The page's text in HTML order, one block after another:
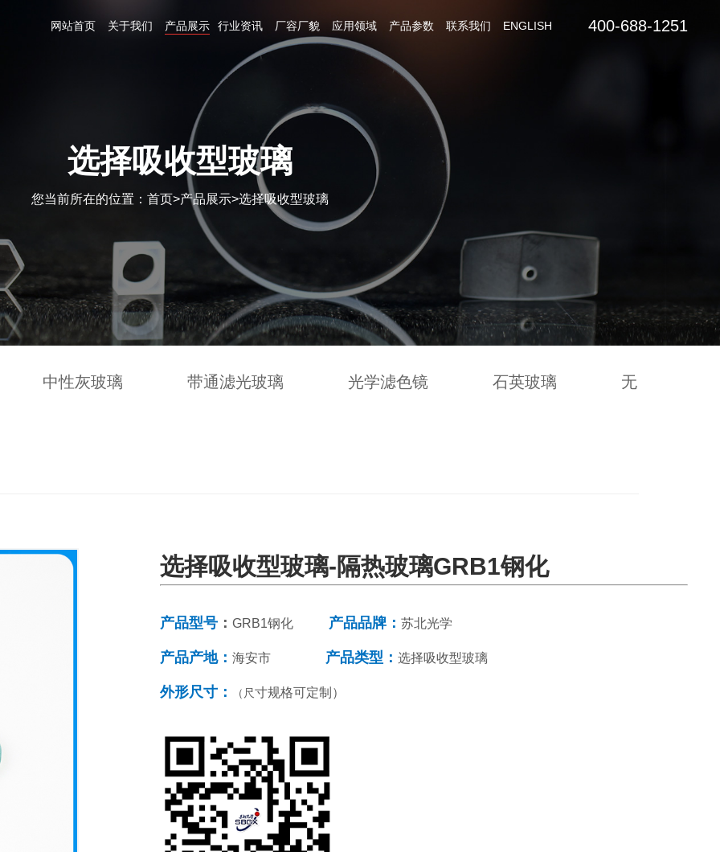
网站首页 关于我们 产品展示 行业资讯 厂容厂貌 应用领域 产品参数 联系我们 ENGLISH 400-688-1251
选择吸收型玻璃
您当前所在的位置： 首页>产品展示>选择吸收型玻璃
中性灰玻璃 带通滤光玻璃 光学滤色镜 石英玻璃 无
选择吸收型玻璃-隔热玻璃GRB1钢化
产品型号： GRB1钢化 产品品牌： 苏北光学
产品产地： 海安市 产品类型： 选择吸收型玻璃
外形尺寸： （尺寸规格可定制）